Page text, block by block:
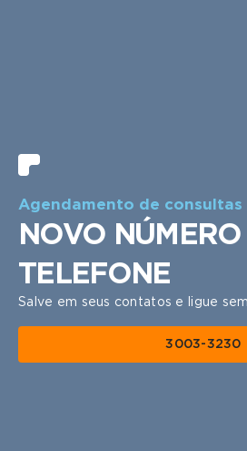
Agendamento de consultas
NOVO
TELEFONE
Salve em seus contatos e ligue
3003-3230